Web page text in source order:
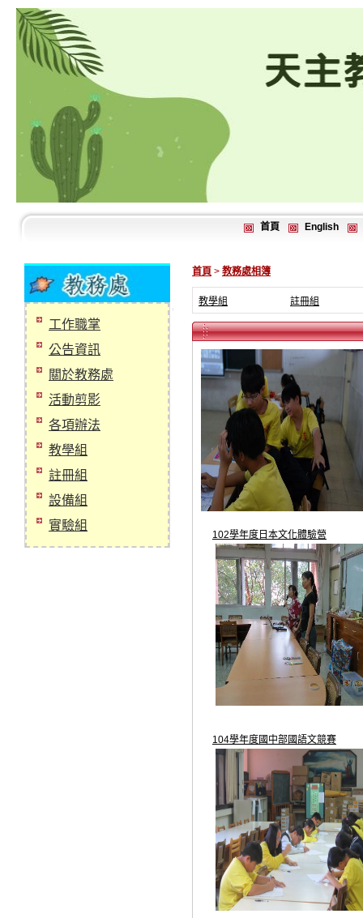
首頁 English
工作職掌
公告資訊
關於教務處
活動剪影
各項辦法
教學組
註冊組
設備組
實驗組
首頁 > 教務處相簿
教學組 註冊組
102學年度日本文化體驗營
104學年度國中部國語文競賽